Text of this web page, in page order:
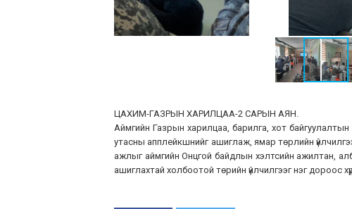
ЦАХИМ-ГАЗРЫН ХАРИЛЦАА-2 САРЫН АЯН.
Аймгийн Газрын харилцаа, барилга, хот
утасны апплейкшнийг ашиглаж, ямар төрлийн
ажлыг аймгийн Онцгой байдлын хэлтсийн ажилтан,
ашиглахтай холбоотой төрийн үйлчилгээг нэг дороос